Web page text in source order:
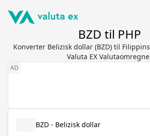
BZD til PHP
Konverter Belizisk dollar (BZD) til
Valuta EX
BZD - Belizisk dollar